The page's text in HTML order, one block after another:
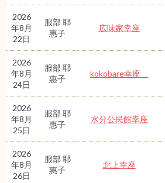
2026
年8月
22日
服部 耶
惠子
広味家幸座
2026
年8月
24日
服部 耶
惠子
kokobare幸座
2026
年8月
25日
服部 耶
惠子
水分公民館幸座
2026
年8月
26日
服部 耶
惠子
北上幸座